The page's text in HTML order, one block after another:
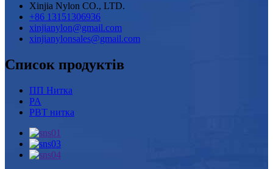
Xinjia Nylon CO., LTD.
+86 13151306936
xinjianylon@gmail.com
xinjianylonsales@gmail.com
Список продуктів
ПП Нитка
PA
PBT нитка